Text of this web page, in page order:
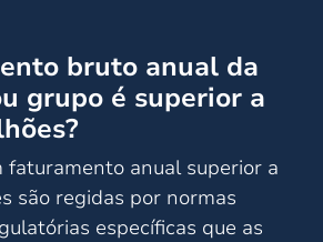
bruto anual da
grupo é superior a
faturamento anual superior a
são regidas por normas
específicas que as